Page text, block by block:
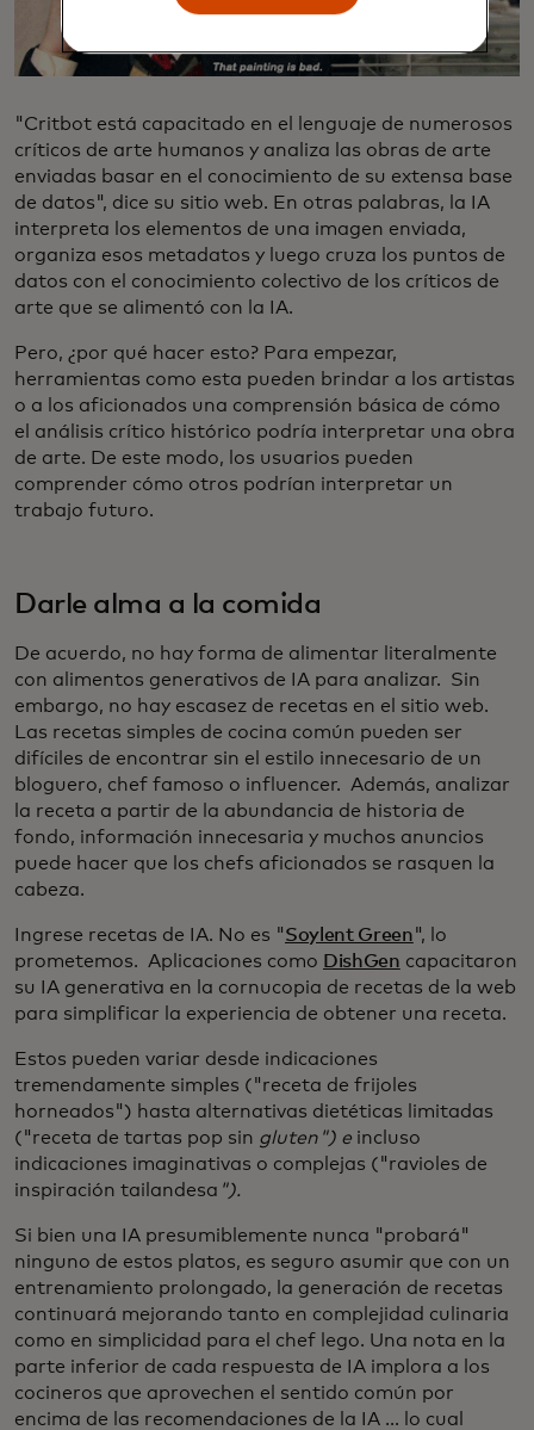
"Critbot está capacitado en el lenguaje de numerosos
críticos de arte humanos y analiza las obras de arte
enviadas basar en el conocimiento de su extensa base
de datos", dice su sitio web. En otras palabras, la IA
interpreta los elementos de una imagen enviada,
organiza esos metadatos y luego cruza los puntos de
datos con el conocimiento colectivo de los críticos de
arte que se alimentó con la IA.
Pero, ¿por qué hacer esto? Para empezar,
herramientas como esta pueden brindar a los artistas
o a los aficionados una comprensión básica de cómo
el análisis crítico histórico podría interpretar una obra
de arte. De este modo, los usuarios pueden
comprender cómo otros podrían interpretar un
trabajo futuro.
Darle alma a la comida
De acuerdo, no hay forma de alimentar literalmente
con alimentos generativos de IA para analizar. Sin
embargo, no hay escasez de recetas en el sitio web.
Las recetas simples de cocina común pueden ser
difíciles de encontrar sin el estilo innecesario de un
bloguero, chef famoso o influencer. Además, analizar
la receta a partir de la abundancia de historia de
fondo, información innecesaria y muchos anuncios
puede hacer que los chefs aficionados se rasquen la
cabeza.
Ingrese recetas de IA. No es "Soylent Green", lo
prometemos. Aplicaciones como DishGen capacitaron
su IA generativa en la cornucopia de recetas de la web
para simplificar la experiencia de obtener una receta.
Estos pueden variar desde indicaciones
tremendamente simples ("receta de frijoles
horneados") hasta alternativas dietéticas limitadas
("receta de tartas pop sin gluten") e incluso
indicaciones imaginativas o complejas ("ravioles de
inspiración tailandesa ").
Si bien una IA presumiblemente nunca "probará"
ninguno de estos platos, es seguro asumir que con un
entrenamiento prolongado, la generación de recetas
continuará mejorando tanto en complejidad culinaria
como en simplicidad para el chef lego. Una nota en la
parte inferior de cada respuesta de IA implora a los
cocineros que aprovechen el sentido común por
encima de las recomendaciones de la IA ... lo cual